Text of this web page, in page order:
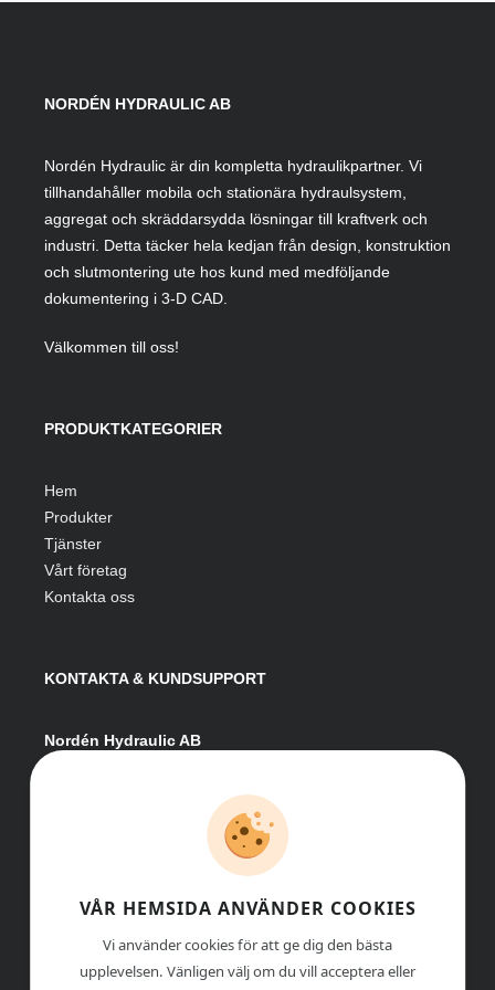
NORDÉN HYDRAULIC AB
Nordén Hydraulic är din kompletta hydraulikpartner. Vi
tillhandahåller mobila och stationära hydraulsystem,
aggregat och skräddarsydda lösningar till kraftverk och
industri. Detta täcker hela kedjan från design, konstruktion
och slutmontering ute hos kund med medföljande
dokumentering i 3-D CAD.
Välkommen till oss!
PRODUKTKATEGORIER
Hem
Produkter
Tjänster
Vårt företag
Kontakta oss
KONTAKTA & KUNDSUPPORT
Nordén Hydraulic AB
info@nordenhydraulic.se
Org-nr: 556531-8424
VÅR HEMSIDA ANVÄNDER COOKIES
Vi använder cookies för att ge dig den bästa
upplevelsen. Vänligen välj om du vill acceptera eller